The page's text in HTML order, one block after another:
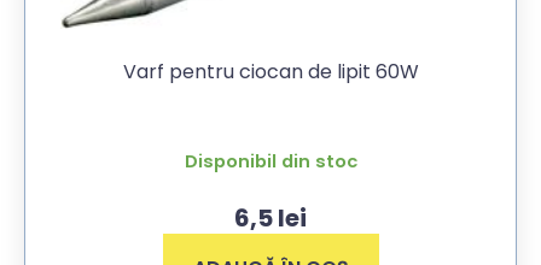
Varf pentru ciocan de lipit 60W
Disponibil din stoc
6,5lei